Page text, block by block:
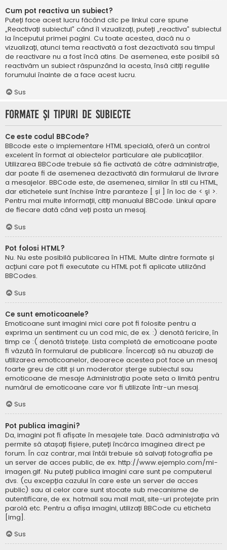
Cum pot reactiva un subiect?
Puteți face acest lucru făcând clic pe linkul care spune
„Reactivați subiectul” când îl vizualizați, puteți „reactiva” subiectul
la începutul primei pagini. Cu toate acestea, dacă nu o
vizualizați, atunci tema reactivată a fost dezactivată sau timpul
de reactivare nu a fost încă atins. De asemenea, este posibil să
reactivăm un subiect răspunzând la acesta, însă citiți regulile
forumului înainte de a face acest lucru.
Sus
Formate și tipuri de subiecte
Ce este codul BBCode?
BBcode este o implementare HTML specială, oferă un control
excelent în format al obiectelor particulare ale publicațiilor.
Utilizarea BBCode trebuie să fie activată de către administrație,
dar poate fi de asemenea dezactivată din formularul de livrare
a mesajelor. BBCode este, de asemenea, similar în stil cu HTML,
dar etichetele sunt închise între paranteze [ și ] în loc de < şi >.
Pentru mai multe informații, citiți manualul BBCode. Linkul apare
de fiecare dată când veți posta un mesaj.
Sus
Pot folosi HTML?
Nu. Nu este posibilă publicarea în HTML. Multe dintre formate și
acțiuni care pot fi executate cu HTML pot fi aplicate utilizând
BBCodes.
Sus
Ce sunt emoticoanele?
Emoticoane sunt imagini mici care pot fi folosite pentru a
exprima un sentiment cu un cod mic, de ex. :) denotă fericire, în
timp ce :( denotă tristețe. Lista completă de emoticoane poate
fi văzută în formularul de publicare. Încercați să nu abuzați de
utilizarea emoticoanelor, deoarece acestea pot face un mesaj
foarte greu de citit și un moderator șterge subiectul sau
emoticoane de mesaje Administrația poate seta o limită pentru
numărul de emoticoane care vor fi utilizate într-un mesaj.
Sus
Pot publica imagini?
Da, imagini pot fi afișate în mesajele tale. Dacă administrația vă
permite să atașați fișiere, puteți încărca imaginea direct pe
forum. În caz contrar, mai întâi trebuie să salvați fotografia pe
un server de acces public, de ex. http://www.ejemplo.com/mi-
imagen.gif. Nu puteți publica imagini care sunt pe computerul
dvs. (cu excepția cazului în care este un server de acces
public) sau al celor care sunt stocate sub mecanisme de
autentificare, de ex. hotmail sau mail mail, site-uri protejate prin
parolă etc. Pentru a afișa imagini, utilizați BBCode cu eticheta
[img].
Sus